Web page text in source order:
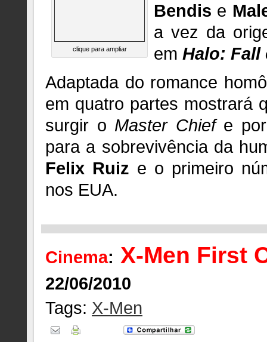
clique para ampliar
Bendis e
a vez da
em Halo: Fall
Adaptada do romance
em quatro partes mostrará
surgir o Master Chiefe
para a sobrevivência da
Felix Ruiz e o primeiro
nos EUA.
Cinema: X-Men First
22/06/2010
Tags: X-Men